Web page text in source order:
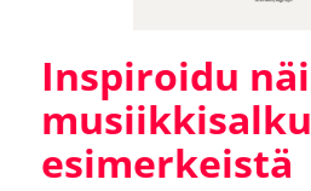
Inspiroidu
esimerkeistä